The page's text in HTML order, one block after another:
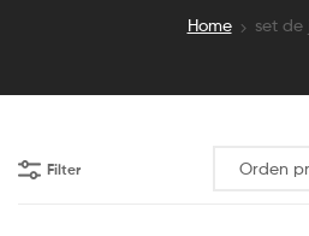
Home set de
Filter